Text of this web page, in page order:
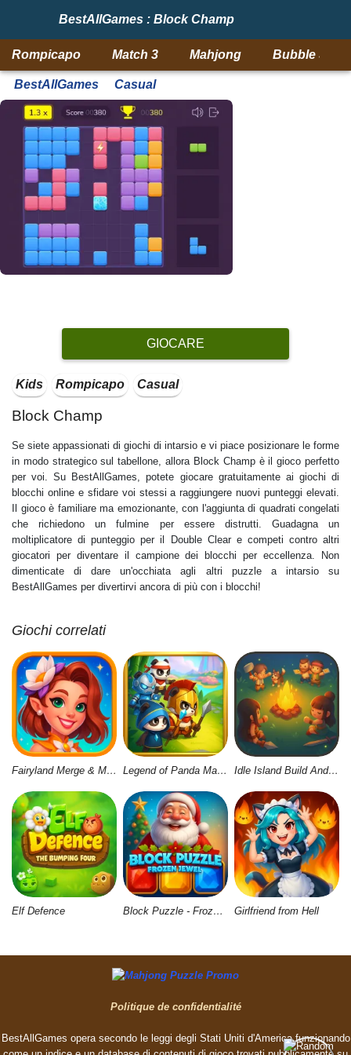
BestAllGames : Block Champ
Rompicapo Match 3 Mahjong Bubble
BestAllGames Casual
GIOCARE
Kids Rompicapo Casual
Block Champ
Se siete appassionati di giochi di intarsio e vi piace posizionare le forme
in modo strategico sul tabellone, allora Block Champ è il gioco perfetto
per voi. Su BestAllGames, potete giocare gratuitamente ai giochi di
blocchi online e sfidare voi stessi a raggiungere nuovi punteggi elevati.
Il gioco è familiare ma emozionante, con l'aggiunta di quadrati congelati
che richiedono un fulmine per essere distrutti. Guadagna un
moltiplicatore di punteggio per il Double Clear e competi contro altri
giocatori per diventare il campione dei blocchi per eccellenza. Non
dimenticate di dare un'occhiata agli altri puzzle a intarsio su
BestAllGames per divertirvi ancora di più con i blocchi!
Giochi correlati
Fairyland Merge & Magic Legend of Panda Match 3 & Battle Idle Island Build And Survive
Elf Defence Block Puzzle - Frozen Jewel Girlfriend from Hell
Politique de confidentialité
BestAllGames opera secondo le leggi degli Stati Uniti d'America funzionando